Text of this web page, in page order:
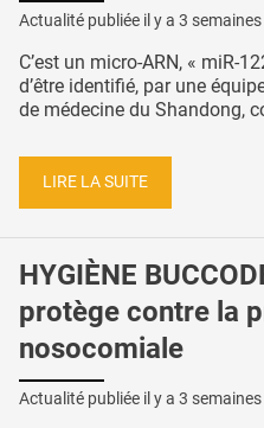
Actualité publiée il y a 3
C’est un micro-ARN, « miR-
d’être identifié, par une
de médecine du Shandong,
LIRE LA SUITE
HYGIÈNE
protège contre la
nosocomiale
Actualité publiée il y a 3